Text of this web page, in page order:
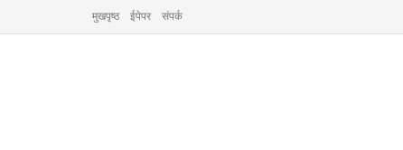
मुखपृष्ठ ईपेपर संपर्क